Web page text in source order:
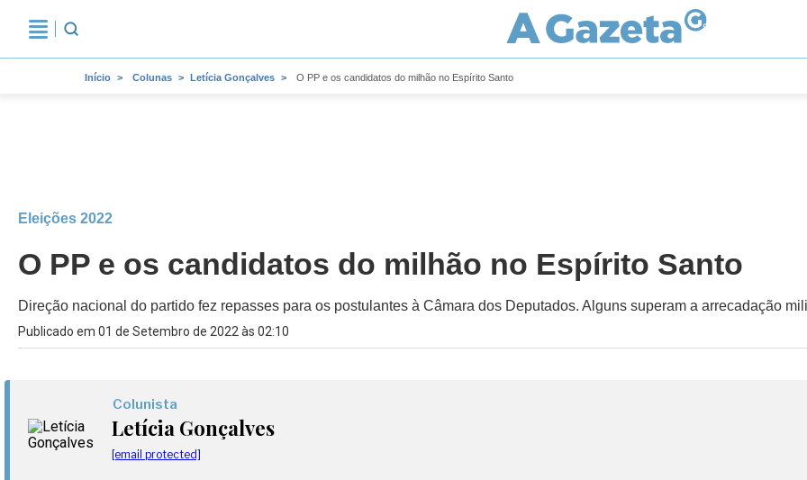
Início Colunas Letícia Gonçalves O PP e os candidatos do milhão no Espírito Santo
Eleições 2022
O PP e os candidatos do milhão no Espírito Santo
Direção nacional do partido fez repasses para os postulantes à Câmara dos Deputados. Alguns superam a arrecadação
Publicado em 01 de Setembro de 2022 às 02:10
Colunista
Letícia Gonçalves
[email protected]